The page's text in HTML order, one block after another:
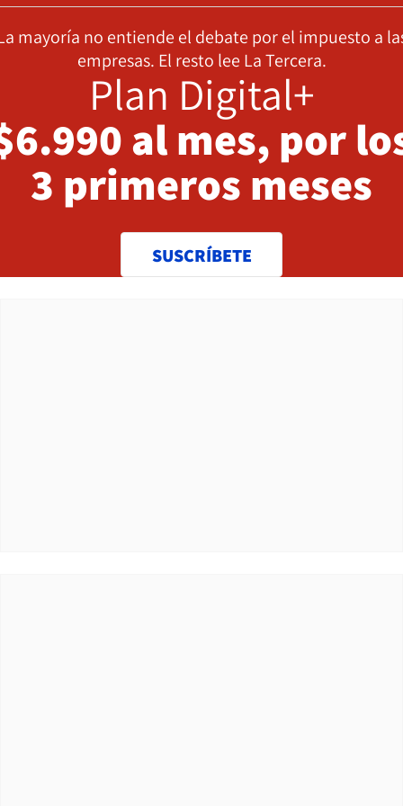
mayoría no entiende el debate por el impuesto a
empresas. El resto lee La Tercera.
Plan Digital+
al mes, por
3 primeros meses
SUSCRÍBETE